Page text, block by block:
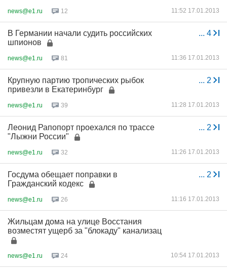
news@e1.ru 12 11:52 17.01.2013
... 4
В Германии начали судить российских
шпионов
news@e1.ru 81 11:36 17.01.2013
... 2
Крупную партию тропических рыбок
привезли в Екатеринбург
news@e1.ru 39 11:28 17.01.2013
... 2
Леонид Рапопорт проехался по трассе
"Лыжни России"
news@e1.ru 32 11:26 17.01.2013
... 2
Госдума обещает поправки в
Гражданский кодекс
news@e1.ru 26 11:16 17.01.2013
Жильцам дома на улице Восстания
возместят ущерб за "блокаду" канализац
news@e1.ru 24 10:54 17.01.2013